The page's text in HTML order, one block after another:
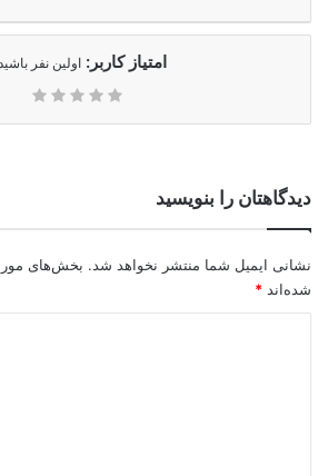
امتیاز کاربر: اولین نفر
دیدگاهتان را بنویسید
نشانی ایمیل شما منتشر نخواهد شد. بخش‌های
شده‌اند *